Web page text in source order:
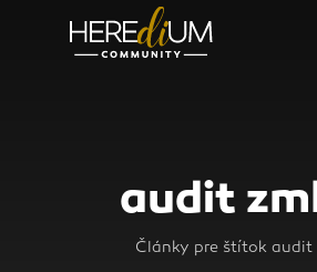
audit
Články pre štítok audit